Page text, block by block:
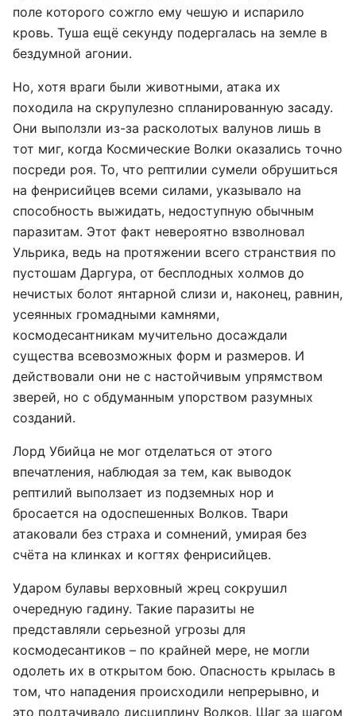
поле которого сожгло ему чешую и испарило
кровь. Туша ещё секунду подергалась на земле в
бездумной агонии.
Но, хотя враги были животными, атака их
походила на скрупулезно спланированную засаду.
Они выползли из-за расколотых валунов лишь в
тот миг, когда Космические Волки оказались точно
посреди роя. То, что рептилии сумели обрушиться
на фенрисийцев всеми силами, указывало на
способность выжидать, недоступную обычным
паразитам. Этот факт невероятно взволновал
Ульрика, ведь на протяжении всего странствия по
пустошам Даргура, от бесплодных холмов до
нечистых болот янтарной слизи и, наконец, равнин,
усеянных громадными камнями,
космодесантникам мучительно досаждали
существа всевозможных форм и размеров. И
действовали они не с настойчивым упрямством
зверей, но с обдуманным упорством разумных
созданий.
Лорд Убийца не мог отделаться от этого
впечатления, наблюдая за тем, как выводок
рептилий выползает из подземных нор и
бросается на одоспешенных Волков. Твари
атаковали без страха и сомнений, умирая без
счёта на клинках и когтях фенрисийцев.
Ударом булавы верховный жрец сокрушил
очередную гадину. Такие паразиты не
представляли серьезной угрозы для
космодесантиков – по крайней мере, не могли
одолеть их в открытом бою. Опасность крылась в
том, что нападения происходили непрерывно, и
это подтачивало дисциплину Волков. Шаг за шагом